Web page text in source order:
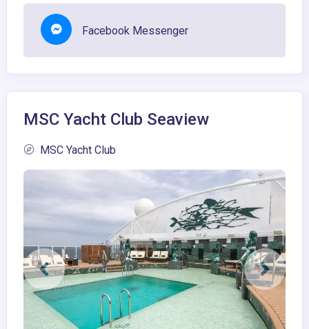
Facebook Messenger
MSC Yacht Club Seaview
MSC Yacht Club